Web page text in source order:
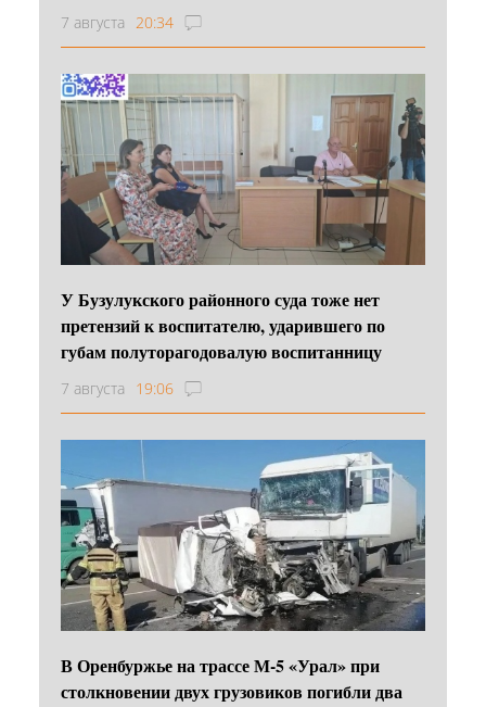
7 августа 20:34
У Бузулукского районного суда тоже нет
претензий к воспитателю, ударившего по
губам полуторагодовалую воспитанницу
7 августа 19:06
В Оренбуржье на трассе М-5 «Урал» при
столкновении двух грузовиков погибли два